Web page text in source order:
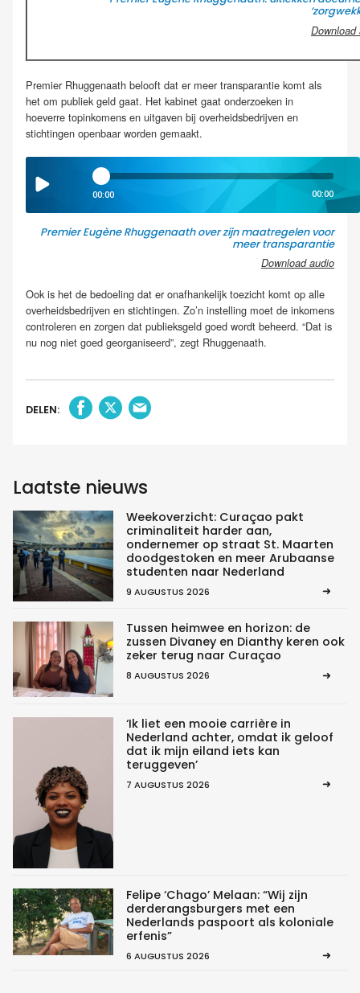
Download
Premier Rhuggenaath belooft dat er meer transparantie komt als
het om publiek geld gaat. Het kabinet gaat onderzoeken in
hoeverre topinkomens en uitgaven bij overheidsbedrijven en
stichtingen openbaar worden gemaakt.
00:00 00:00
Premier Eugène Rhuggenaath over zijn maatregelen voor
meer transparantie
Download audio
Ook is het de bedoeling dat er onafhankelijk toezicht komt op alle
overheidsbedrijven en stichtingen. Zo’n instelling moet de inkomens
controleren en zorgen dat publieksgeld goed wordt beheerd. “Dat is
nu nog niet goed georganiseerd”, zegt Rhuggenaath.
DELEN:
Laatste nieuws
Weekoverzicht: Curaçao pakt
criminaliteit harder aan,
ondernemer op straat St. Maarten
doodgestoken en meer Arubaanse
studenten naar Nederland
9 AUGUSTUS 2026
Tussen heimwee en horizon: de
zussen Divaney en Dianthy keren ook
zeker terug naar Curaçao
8 AUGUSTUS 2026
‘Ik liet een mooie carrière in
Nederland achter, omdat ik geloof
dat ik mijn eiland iets kan
teruggeven’
7 AUGUSTUS 2026
Felipe ‘Chago’ Melaan: “Wij zijn
derderangsburgers met een
Nederlands paspoort als koloniale
erfenis”
6 AUGUSTUS 2026